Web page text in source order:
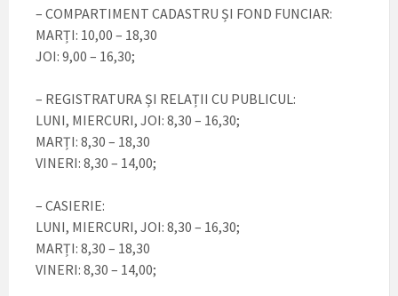
– COMPARTIMENT CADASTRU ȘI FOND FUNCIAR:
MARȚI: 10,00 – 18,30
JOI: 9,00 – 16,30;
– REGISTRATURA ȘI RELAȚII CU PUBLICUL:
LUNI, MIERCURI, JOI: 8,30 – 16,30;
MARȚI: 8,30 – 18,30
VINERI: 8,30 – 14,00;
– CASIERIE:
LUNI, MIERCURI, JOI: 8,30 – 16,30;
MARȚI: 8,30 – 18,30
VINERI: 8,30 – 14,00;